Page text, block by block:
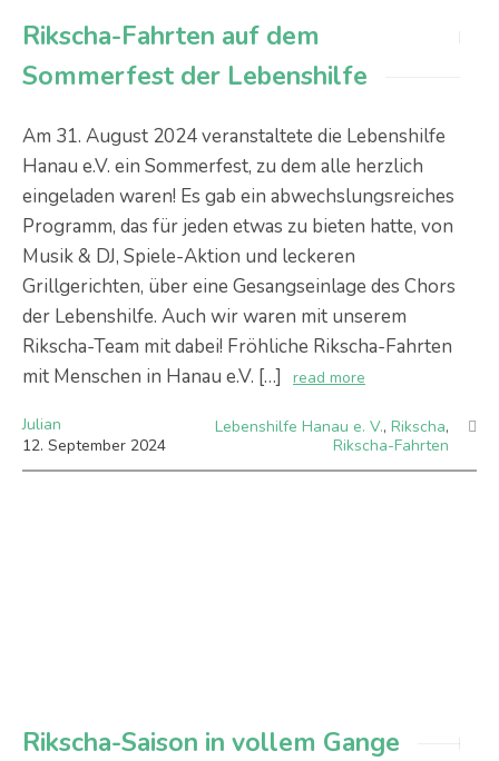
Rikscha-Fahrten auf dem
Sommerfest der Lebenshilfe
Am 31. August 2024 veranstaltete die Lebenshilfe
Hanau e.V. ein Sommerfest, zu dem alle herzlich
eingeladen waren! Es gab ein abwechslungsreiches
Programm, das für jeden etwas zu bieten hatte, von
Musik & DJ, Spiele-Aktion und leckeren
Grillgerichten, über eine Gesangseinlage des Chors
der Lebenshilfe. Auch wir waren mit unserem
Rikscha-Team mit dabei! Fröhliche Rikscha-Fahrten
mit Menschen in Hanau e.V. […]
read more
Julian
12. September 2024
Lebenshilfe Hanau e. V., Rikscha,
Rikscha-Fahrten
Rikscha-Saison in vollem Gange